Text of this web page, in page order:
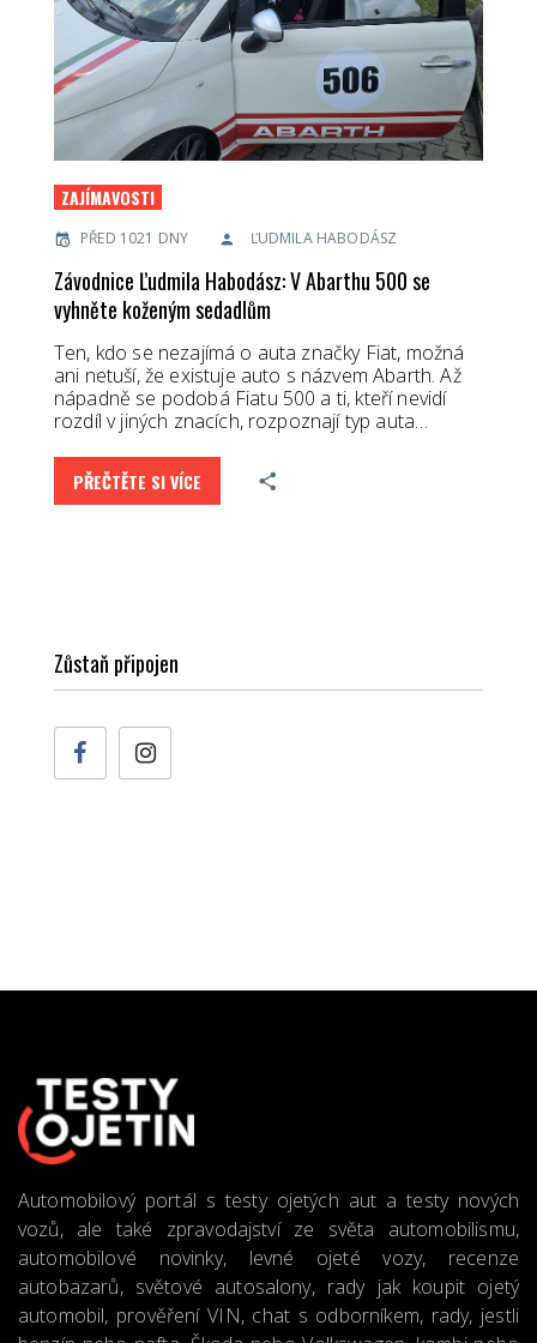
ZAJÍMAVOSTI
PŘED 1021 DNY ĽUDMILA HABODÁSZ
Závodnice Ľudmila Habodász: V Abarthu 500 se
vyhněte koženým sedadlům
Ten, kdo se nezajímá o auta značky Fiat, možná
ani netuší, že existuje auto s názvem Abarth. Až
nápadně se podobá Fiatu 500 a ti, kteří nevidí
rozdíl v jiných znacích, rozpoznají typ auta…
PŘEČTĚTE SI VÍCE
Zůstaň připojen
Automobilový portál s testy ojetých aut a testy nových
vozů, ale také zpravodajství ze světa automobilismu,
automobilové novinky, levné ojeté vozy, recenze
autobazarů, světové autosalony, rady jak koupit ojetý
automobil, prověření VIN, chat s odborníkem, rady, jestli